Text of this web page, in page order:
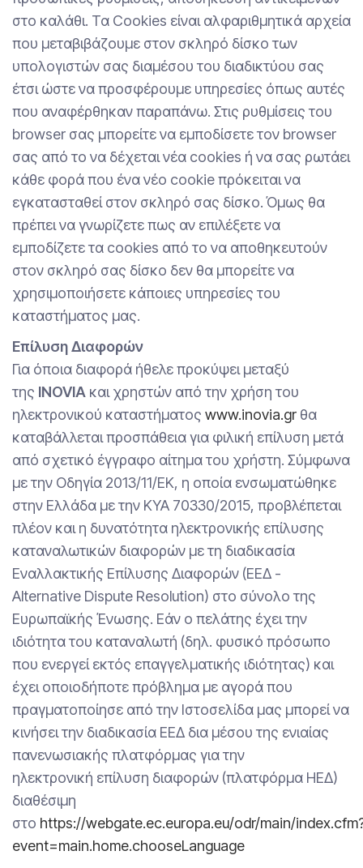
στο καλάθι. Τα Cookies είναι αλφαριθμητικά αρχεία
που μεταβιβάζουμε στον σκληρό δίσκο των
υπολογιστών σας διαμέσου του διαδικτύου σας
έτσι ώστε να προσφέρουμε υπηρεσίες όπως αυτές
που αναφέρθηκαν παραπάνω. Στις ρυθμίσεις του
browser σας μπορείτε να εμποδίσετε τον browser
σας από το να δέχεται νέα cookies ή να σας ρωτάει
κάθε φορά που ένα νέο cookie πρόκειται να
εγκατασταθεί στον σκληρό σας δίσκο. Όμως θα
πρέπει να γνωρίζετε πως αν επιλέξετε να
εμποδίζετε τα cookies από το να αποθηκευτούν
στον σκληρό σας δίσκο δεν θα μπορείτε να
χρησιμοποιήσετε κάποιες υπηρεσίες του
καταστήματος μας.
Επίλυση Διαφορών
Για όποια διαφορά ήθελε προκύψει μεταξύ
της INOVIA και χρηστών από την χρήση του
ηλεκτρονικού καταστήματος www.inovia.gr θα
καταβάλλεται προσπάθεια για φιλική επίλυση μετά
από σχετικό έγγραφο αίτημα του χρήστη. Σύμφωνα
με την Οδηγία 2013/11/ΕΚ, η οποία ενσωματώθηκε
στην Ελλάδα με την ΚΥΑ 70330/2015, προβλέπεται
πλέον και η δυνατότητα ηλεκτρονικής επίλυσης
καταναλωτικών διαφορών με τη διαδικασία
Εναλλακτικής Επίλυσης Διαφορών (ΕΕΔ -
Alternative Dispute Resolution) στο σύνολο της
Ευρωπαϊκής Ένωσης. Εάν ο πελάτης έχει την
ιδιότητα του καταναλωτή (δηλ. φυσικό πρόσωπο
που ενεργεί εκτός επαγγελματικής ιδιότητας) και
έχει οποιοδήποτε πρόβλημα με αγορά που
πραγματοποίησε από την Ιστοσελίδα μας μπορεί να
κινήσει την διαδικασία ΕΕΔ δια μέσου της ενιαίας
πανενωσιακής πλατφόρμας για την
ηλεκτρονική επίλυση διαφορών (πλατφόρμα ΗΕΔ)
διαθέσιμη
στο https://webgate.ec.europa.eu/odr/main/
event=main.home.chooseLanguage